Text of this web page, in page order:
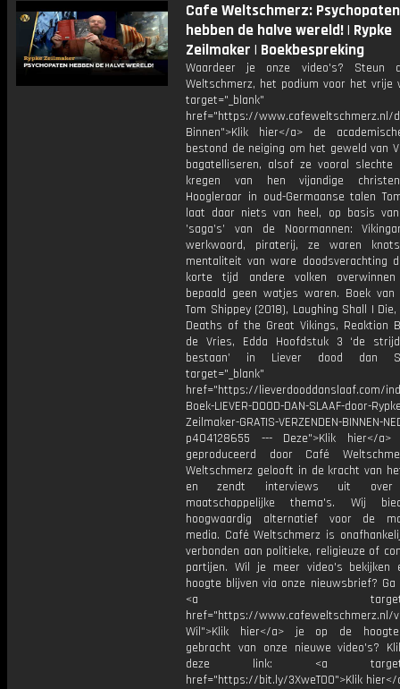
Cafe Weltschmerz: Psychopaten
hebben de halve wereld! | Rypke
Zeilmaker | Boekbespreking
Waardeer je onze video's? Steun
Weltschmerz, het podium voor het vrije
target="_blank"
href="https://www.cafeweltschmerz.nl/
Binnen">Klik hier</a> de
bestond de neiging om het geweld van
bagatelliseren, alsof ze vooral slechte
kregen van hen vijandige
Hoogleraar in oud-Germaanse talen
laat daar niets van heel, op basis
’saga’s’ van de Noormannen:
werkwoord, piraterij, ze waren
mentaliteit van ware doodsverachting
korte tijd andere volken
bepaald geen watjes waren. Boek van
Tom Shippey (2018), Laughing Shall I
Deaths of the Great Vikings, Reaktion
de Vries, Edda Hoofdstuk 3 ‘de
bestaan’ in Liever dood dan
target="_blank"
href="https://lieverdooddanslaaf.com/
Boek-LIEVER-DOOD-DAN-SLAAF-door-
Zeilmaker-GRATIS-VERZENDEN-BINNEN-
p404128655 --- Deze">Klik hier</
geproduceerd door Café
Weltschmerz gelooft in de kracht van
en zendt interviews uit over
maatschappelijke thema's. Wij
hoogwaardig alternatief voor de
media. Café Weltschmerz is
verbonden aan politieke, religieuze of
partijen. Wil je meer video's bekijken
hoogte blijven via onze nieuwsbrief? Ga
<a
href="https://www.cafeweltschmerz.nl/
Wil">Klik hier</a> je op de
gebracht van onze nieuwe video's?
deze link: <a
href="https://bit.ly/3XweTO0">Klik hier</